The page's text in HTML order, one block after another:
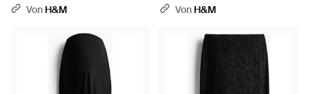
Schwarz
Von H&M
Schwarz
Von H&M